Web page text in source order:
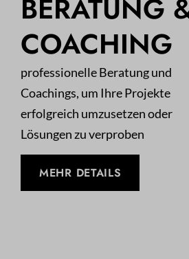
BERATUNG
COACHING
professionelle Beratung und
Coachings, um Ihre Projekte
erfolgreich umzusetzen oder
Lösungen zu verproben
MEHR DETAILS